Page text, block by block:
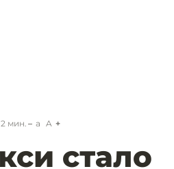
2 мин. a A
стало